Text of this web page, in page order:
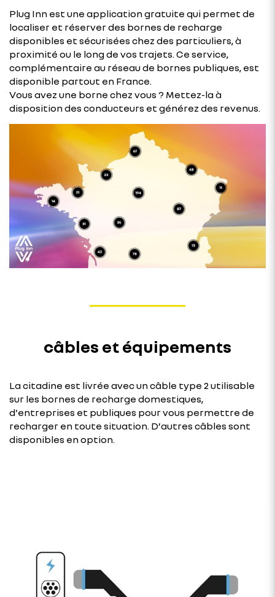
Plug Inn est une application gratuite qui permet de
localiser et réserver des bornes de recharge
disponibles et sécurisées chez des particuliers, à
proximité ou le long de vos trajets. Ce service,
complémentaire au réseau de bornes publiques, est
disponible partout en France.
Vous avez une borne chez vous ? Mettez-la à
disposition des conducteurs et générez des revenus.
câbles et équipements
La citadine est livrée avec un câble type 2 utilisable
sur les bornes de recharge domestiques,
d'entreprises et publiques pour vous permettre de
recharger en toute situation. D’autres câbles sont
disponibles en option.